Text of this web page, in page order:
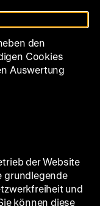
- 00.00 Uhr
den
Cookies
Auswertung
der Website
grundlegende
und
können diese